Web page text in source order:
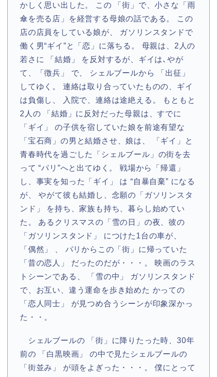
かしく思い出した。 この 「街」で、小さな「雨
傘を売る店」を経営する母娘の話である。 この
店の店員をしている娘が、 ガソリンスタンドで
働く男“ギイ”と「恋」に落ちる。 母親は、2人の
若さに 「結婚」 を反対するが、ギイは､やが
て、「徴兵」 で、 シェルブールから 「出征」
してゆく。 連絡は取り合っていたものの、ギイ
は負傷し、 入院で、連絡は途絶える。 もともと
2人の 「結婚」に反対だった母親は、すでに
「ギイ」 の子供を宿していた娘を前途有望な
「宝石商」の男と結婚させ、娘は、 「ギイ」と
青春時代を過ごした「シェルブール」の街を去
って “パリ”へと出てゆく。 戦場から「帰還」
し、事実を知った「ギイ」 は “自暴自棄” になる
が、 やがて彼も結婚し、念願の「ガソリンスタ
ンド」 を持ち、家族も持ち、暮らし始めてい
た。 あるクリスマスの「雪の日」の夜、彼の
「ガソリンスタンド」 につけた1台の車が、
「偶然」 、 パリからこの「街」に帰っていた
「昔の恋人」 だったのだが・・・。 映画のラス
トシーンである、 「雪の中」 ガソリンスタンド
で、お互い、違う運命を歩き始めた かっての
「恋人同士」 が見つめ合うシーンが印象深かっ
た・・。
シェルブールの 「街」に降りたった時、30年
前の 「白黒映画」 の中で見たシェルブールの
「街並み」 が頭をよぎった・・・。 僕にとって